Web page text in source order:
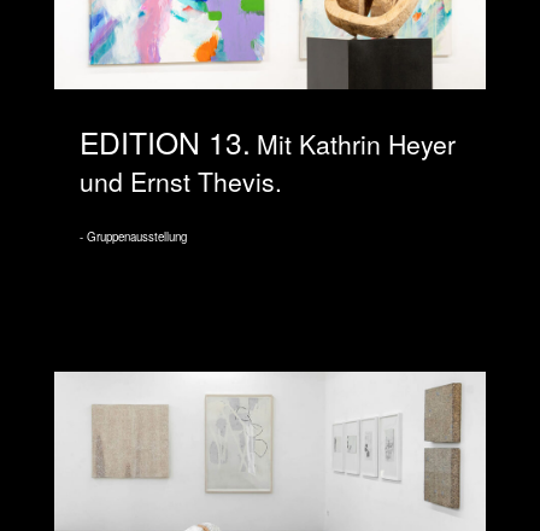
EDITION 13 Mit Kathrin Heyer
und Ernst Thevis.
Gruppenausstellung